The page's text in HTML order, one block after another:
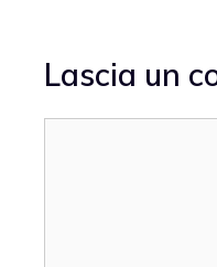
Lascia un